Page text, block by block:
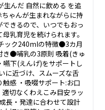
んだ 自然に飲める を追
ゃんが生まれながらに持
きるので、いつでもおっ
乳育児を続けられます。
ック240mlの特徴●3カ月
き●哺乳の3原則 吸着(きゅ
下(えんげ)をサポートし
に近づけ、スムーズな舌
感 ・吸啜サポート:お口
切なくわえこみ目安ラッ
長・発達に合わせて設計